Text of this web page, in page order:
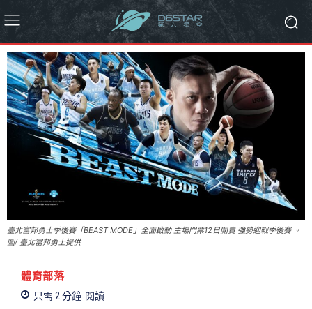
臺北富邦勇士季後賽「BEAST MODE」全面啟動 主場門票12日開賣 強勢迎戰季後賽 。
圖/ 臺北富邦勇士提供
體育部落
只需 2分鐘 閱讀